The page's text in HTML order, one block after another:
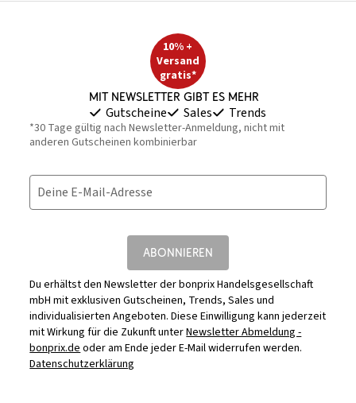
10% +
Versand
gratis*
Mit Newsletter gibt es mehr
Gutscheine Sales Trends
*30 Tage gültig nach Newsletter-Anmeldung, nicht mit
anderen Gutscheinen kombinierbar
Deine E-Mail-Adresse
ABONNIEREN
Du erhältst den Newsletter der bonprix Handelsgesellschaft
mbH mit exklusiven Gutscheinen, Trends, Sales und
individualisierten Angeboten. Diese Einwilligung kann jederzeit
mit Wirkung für die Zukunft unterNewsletter Abmeldung -
bonprix.deoder am Ende jeder E-Mail widerrufen werden.
Datenschutzerklärung